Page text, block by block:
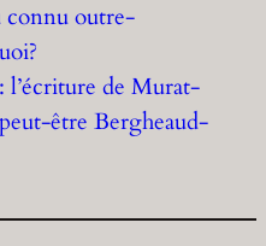
connu outre-
de Murat-
être Bergheaud-